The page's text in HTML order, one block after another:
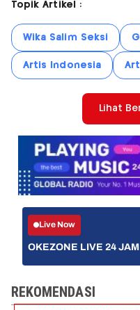
Topik Artikel :
Wika Salim Seksi
Artis Indonesia
Lihat
Live Now
OKEZONE LIVE 24 JAM